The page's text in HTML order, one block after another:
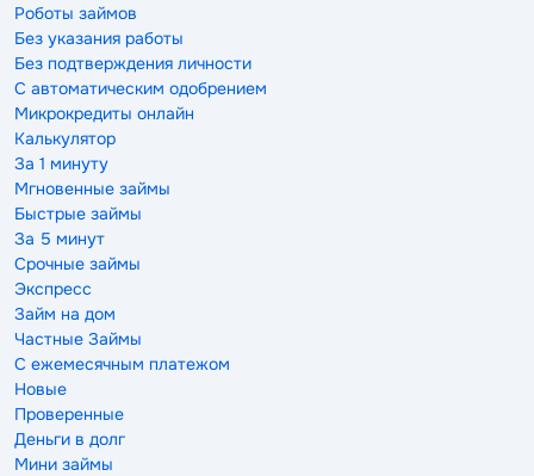
Роботы займов
Без указания работы
Без подтверждения личности
С автоматическим одобрением
Микрокредиты онлайн
Калькулятор
За 1 минуту
Мгновенные займы
Быстрые займы
За 5 минут
Срочные займы
Экспресс
Займ на дом
Частные Займы
С ежемесячным платежом
Новые
Проверенные
Деньги в долг
Мини займы